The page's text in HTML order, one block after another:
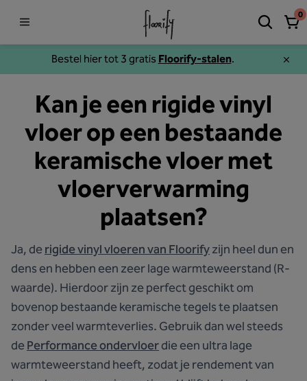
Bestel hier tot 3 gratis Floorify-stalen.
0
Kan je een rigide vinyl
vloer op een bestaande
keramische vloer met
vloerverwarming
plaatsen?
Ja, derigide vinyl vloeren van Floorifyzijn heel dun en
dens en hebben een zeer lage warmteweerstand (R-
waarde). Hierdoor zijn ze perfect geschikt om
bovenop bestaande keramische tegels te plaatsen
zonder veel warmteverlies. Gebruik dan wel steeds
dePerformance ondervloerdie een ultra lage
warmteweerstand heeft, zodat je rendement van